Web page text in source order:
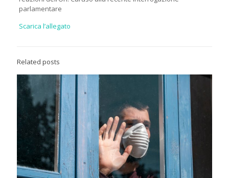
parlamentare
Scarica l’allegato
Related posts